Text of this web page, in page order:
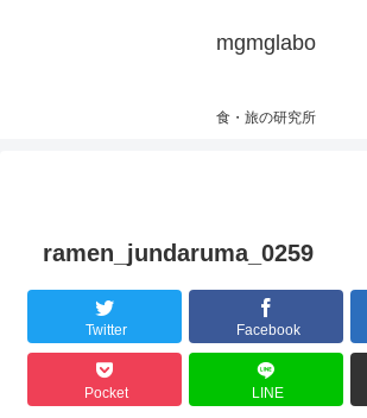
mgmglabo
食・旅の研究所
ramen_jundaruma_0259
Twitter Facebook
Pocket LINE